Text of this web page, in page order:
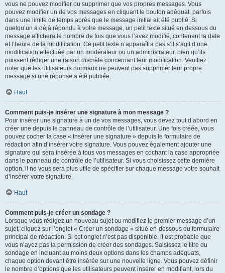
vous ne pouvez modifier ou supprimer que vos propres messages. Vous
pouvez modifier un de vos messages en cliquant le bouton adéquat, parfois
dans une limite de temps après que le message initial ait été publié. Si
quelqu’un a déjà répondu à votre message, un petit texte situé en dessous du
message affichera le nombre de fois que vous l’avez modifié, contenant la date
et l’heure de la modification. Ce petit texte n’apparaîtra pas s’il s’agit d’une
modification effectuée par un modérateur ou un administrateur, bien qu’ils
puissent rédiger une raison discrète concernant leur modification. Veuillez
noter que les utilisateurs normaux ne peuvent pas supprimer leur propre
message si une réponse a été publiée.
Haut
Comment puis-je insérer une signature à mon message ?
Pour insérer une signature à un de vos messages, vous devez tout d’abord en
créer une depuis le panneau de contrôle de l’utilisateur. Une fois créée, vous
pouvez cocher la case « Insérer une signature » depuis le formulaire de
rédaction afin d’insérer votre signature. Vous pouvez également ajouter une
signature qui sera insérée à tous vos messages en cochant la case appropriée
dans le panneau de contrôle de l’utilisateur. Si vous choisissez cette dernière
option, il ne vous sera plus utile de spécifier sur chaque message votre souhait
d’insérer votre signature.
Haut
Comment puis-je créer un sondage ?
Lorsque vous rédigez un nouveau sujet ou modifiez le premier message d’un
sujet, cliquez sur l’onglet « Créer un sondage » situé en-dessous du formulaire
principal de rédaction. Si cet onglet n’est pas disponible, il est probable que
vous n’ayez pas la permission de créer des sondages. Saisissez le titre du
sondage en incluant au moins deux options dans les champs adéquats,
chaque option devant être insérée sur une nouvelle ligne. Vous pouvez définir
le nombre d’options que les utilisateurs peuvent insérer en modifiant, lors du